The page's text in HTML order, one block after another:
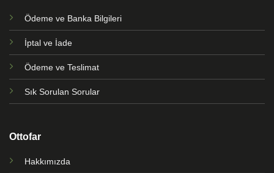
Ödeme ve Banka Bilgileri
İptal ve İade
Ödeme ve Teslimat
Sık Sorulan Sorular
Ottofar
Hakkımızda